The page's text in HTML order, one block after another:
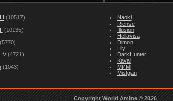
(10517)
(10135)
(5770)
(4721)
(1043)
Naoki
Riense
Illusion
Hellavisa
Dimon
Lily
DarkHunter
Kavai
МИМ
Mistgan
Copyright World Amine © 2026